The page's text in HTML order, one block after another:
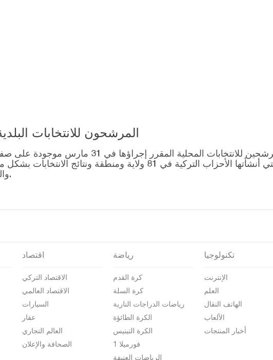
المرشحون للانتخابات البلدية المحلية –
قائمة رؤساء البلديات المرشحين للانتخابات
التصويت للتحالفات التي أنشأتها الأحزاب التركية في 81
والمرشحين على صفحة نتائج الانتخابات 2024.
اقتصاد
الاقتصاد التركي
الاقتصاد العالمي
السيارات
عقار
العالم التجاري
الصحافة والإعلان
رياضة
كرة القدم
كرة السلة
رياضات الدراجات النارية
الكرة الطائؤة
الكرة التينيس
فورميلا 1
الرياضات العنيفة
تكنولوجيا
الإنترنت
العلم
الهاتف النقال
الألعاب
أخبار المنتجات